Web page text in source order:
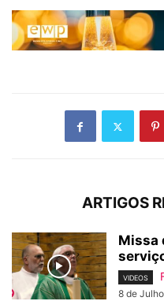
ARTIGOS
Missa
VIDEOS
8 de